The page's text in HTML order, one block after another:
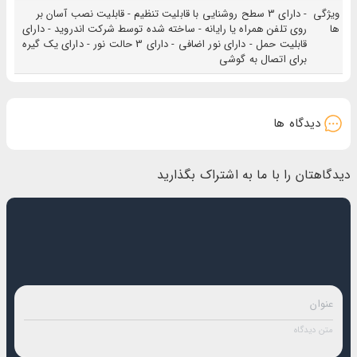
نظرتان وصل کنید. نور این محصول در سه حالت مختلف، قابل تنظیم است. باخرید رینگ لایتاز
فروشگاه اینترنتی ایران بابا، خریدی ایمن، راحت و سریع را تجربه کنید و لذت ببرید.
ویژگی
ها
- دارای 3 سطح روشنایی با قابلیت تنظیم - قابلیت نصب آسان بر
روی تلفن همراه یا رایانه - ساخته شده توسط شرکت اندروید - دارای
قابلیت حمل - دارای نور اضافی - دارای 3 حالت نور - دارای یک گیره
برای اتصال به گوشی
دیدگاه ها
دیدگاهتان را با ما به اشتراک بگذارید